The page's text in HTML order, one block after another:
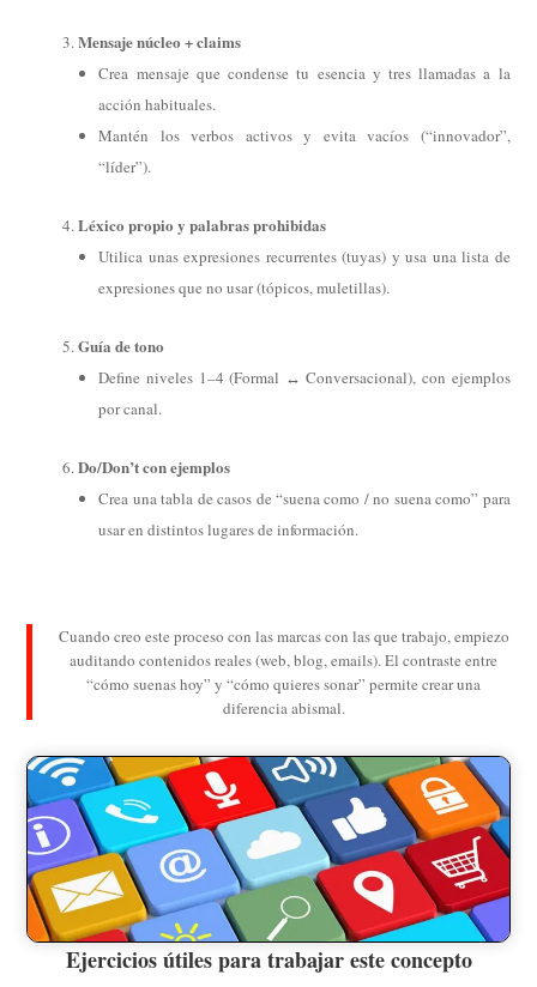
Mensaje núcleo + claims
Crea mensaje que condense tu esencia y tres llamadas a la
acción habituales.
Mantén los verbos activos y evita vacíos (“innovador”,
“líder”).
Léxico propio y palabras prohibidas
Utilica unas expresiones recurrentes (tuyas) y usa una lista de
expresiones que no usar (tópicos, muletillas).
Guía de tono
Define niveles 1–4 (Formal ↔ Conversacional), con ejemplos
por canal.
Do/Don’t con ejemplos
Crea una tabla de casos de “suena como / no suena como” para
usar en distintos lugares de información.
Cuando creo este proceso con las marcas con las que trabajo, empiezo
auditando contenidos reales (web, blog, emails). El contraste entre
“cómo suenas hoy” y “cómo quieres sonar” permite crear una
diferencia abismal.
Ejercicios útiles para trabajar este concepto